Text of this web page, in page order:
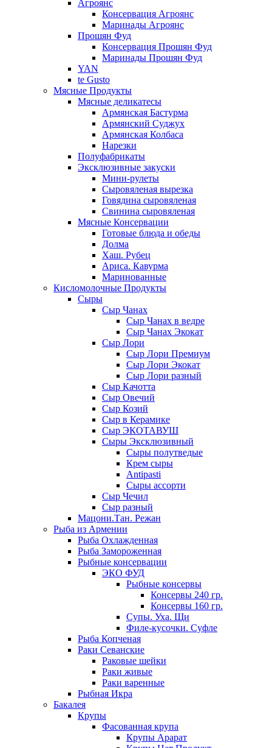
Агроянс
Консервация Агроянс
Маринады Агроянс
Прошян Фуд
Консервация Прошян Фуд
Маринады Прошян Фуд
YAN
te Gusto
Мясные Продукты
Мясные деликатесы
Армянская Бастурма
Армянский Суджух
Армянская Колбаса
Нарезки
Полуфабрикаты
Эксклюзивные закуски
Мини-рулеты
Сыровяленая вырезка
Говядина сыровяленая
Свинина сыровяленая
Мясные Консервации
Готовые блюда и обеды
Долма
Хаш. Рубец
Ариса. Кавурма
Маринованные
Кисломолочные Продукты
Сыры
Сыр Чанах
Сыр Чанах в ведре
Сыр Чанах Экокат
Сыр Лори
Сыр Лори Премиум
Сыр Лори Экокат
Сыр Лори разный
Сыр Качотта
Сыр Овечий
Сыр Козий
Сыр в Керамике
Сыр ЭКОТАВУШ
Сыры Эксклюзивный
Сыры полутведые
Крем сыры
Antipasti
Сыры ассорти
Сыр Чечил
Сыр разный
Мацони.Тан. Режан
Рыба из Армении
Рыба Охлажденная
Рыба Замороженная
Рыбные консервации
ЭКО ФУД
Рыбные консервы
Консервы 240 гр.
Консервы 160 гр.
Супы. Уха. Щи
Филе-кусочки. Суфле
Рыба Копченая
Раки Севанские
Раковые шейки
Раки живые
Раки варенные
Рыбная Икра
Бакалея
Крупы
Фасованная крупа
Крупы Арарат